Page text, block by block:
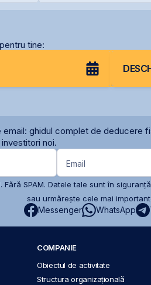
tine:
ghidul complet de deducere
noi.
Email
SPAM. Datele tale sunt în
sau urmărește cele mai
Messenger WhatsApp
COMPANIE
Obiectul de activitate
Structura organizațională